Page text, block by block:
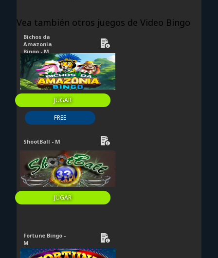
Vea también otros juegos de Video Bingo
Bichos da
Amazonia
Bingo - M
JUGAR
FREE
ShootBall - M
JUGAR
Fortune Bingo -
M